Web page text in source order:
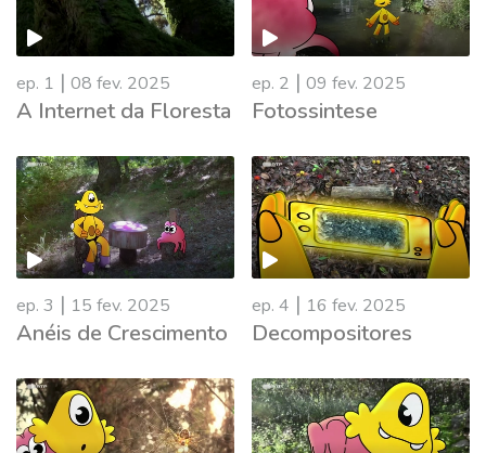
ep. 1 | 08 fev. 2025
A Internet da Floresta
ep. 2 | 09 fev. 2025
Fotossintese
ep. 3 | 15 fev. 2025
Anéis de Crescimento
ep. 4 | 16 fev. 2025
Decompositores